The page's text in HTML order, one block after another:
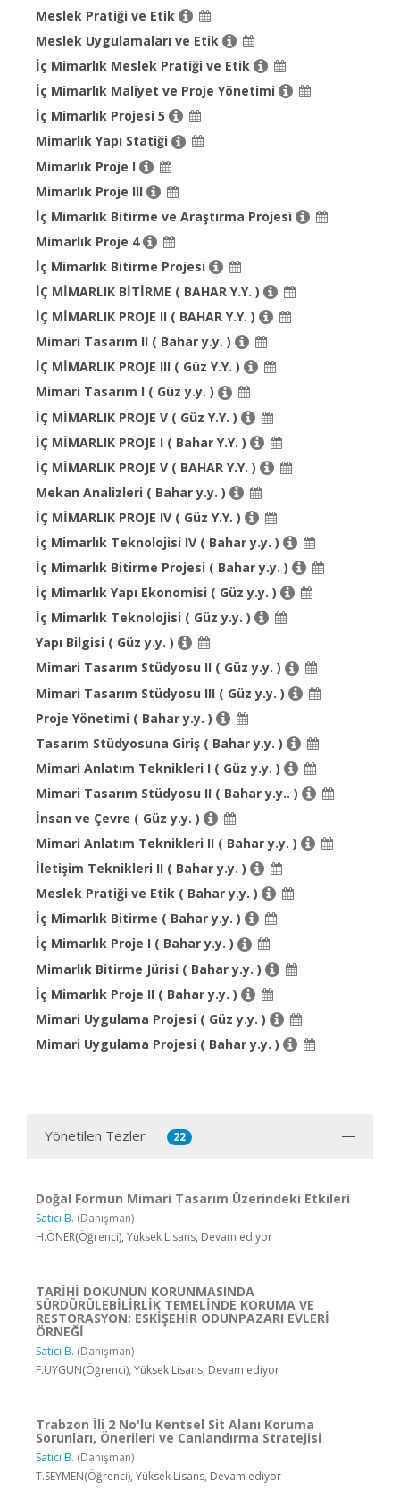
Meslek Pratiği ve Etik
Meslek Uygulamaları ve Etik
İç Mimarlık Meslek Pratiği ve Etik
İç Mimarlık Maliyet ve Proje Yönetimi
İç Mimarlık Projesi 5
Mimarlık Yapı Statiği
Mimarlık Proje I
Mimarlık Proje III
İç Mimarlık Bitirme ve Araştırma Projesi
Mimarlık Proje 4
İç Mimarlık Bitirme Projesi
İÇ MİMARLIK BİTİRME ( BAHAR Y.Y. )
İÇ MİMARLIK PROJE II ( BAHAR Y.Y. )
Mimari Tasarım II ( Bahar y.y. )
İÇ MİMARLIK PROJE III ( Güz Y.Y. )
Mimari Tasarım I ( Güz y.y. )
İÇ MİMARLIK PROJE V ( Güz Y.Y. )
İÇ MİMARLIK PROJE I ( Bahar Y.Y. )
İÇ MİMARLIK PROJE V ( BAHAR Y.Y. )
Mekan Analizleri ( Bahar y.y. )
İÇ MİMARLIK PROJE IV ( Güz Y.Y. )
İç Mimarlık Teknolojisi IV ( Bahar y.y. )
İç Mimarlık Bitirme Projesi ( Bahar y.y. )
İç Mimarlık Yapı Ekonomisi ( Güz y.y. )
İç Mimarlık Teknolojisi ( Güz y.y. )
Yapı Bilgisi ( Güz y.y. )
Mimari Tasarım Stüdyosu II ( Güz y.y. )
Mimari Tasarım Stüdyosu III ( Güz y.y. )
Proje Yönetimi ( Bahar y.y. )
Tasarım Stüdyosuna Giriş ( Bahar y.y. )
Mimari Anlatım Teknikleri I ( Güz y.y. )
Mimari Tasarım Stüdyosu II ( Bahar y.y.. )
İnsan ve Çevre ( Güz y.y. )
Mimari Anlatım Teknikleri II ( Bahar y.y. )
İletişim Teknikleri II ( Bahar y.y. )
Meslek Pratiği ve Etik ( Bahar y.y. )
İç Mimarlık Bitirme ( Bahar y.y. )
İç Mimarlık Proje I ( Bahar y.y. )
Mimarlık Bitirme Jürisi ( Bahar y.y. )
İç Mimarlık Proje II ( Bahar y.y. )
Mimari Uygulama Projesi ( Güz y.y. )
Mimari Uygulama Projesi ( Bahar y.y. )
Yönetilen Tezler 22
Doğal Formun Mimari Tasarım Üzerindeki Etkileri
Satıcı B. (Danışman)
H.ÖNER(Öğrenci), Yüksek Lisans, Devam ediyor
TARİHİ DOKUNUN KORUNMASINDA
SÜRDÜRÜLEBİLİRLİK TEMELİNDE KORUMA VE
RESTORASYON: ESKİŞEHİR ODUNPAZARI EVLERİ
ÖRNEĞİ
Satıcı B. (Danışman)
F.UYGUN(Öğrenci), Yüksek Lisans, Devam ediyor
Trabzon İli 2 No'lu Kentsel Sit Alanı Koruma
Sorunları, Önerileri ve Canlandırma Stratejisi
Satıcı B. (Danışman)
T.SEYMEN(Öğrenci), Yüksek Lisans, Devam ediyor